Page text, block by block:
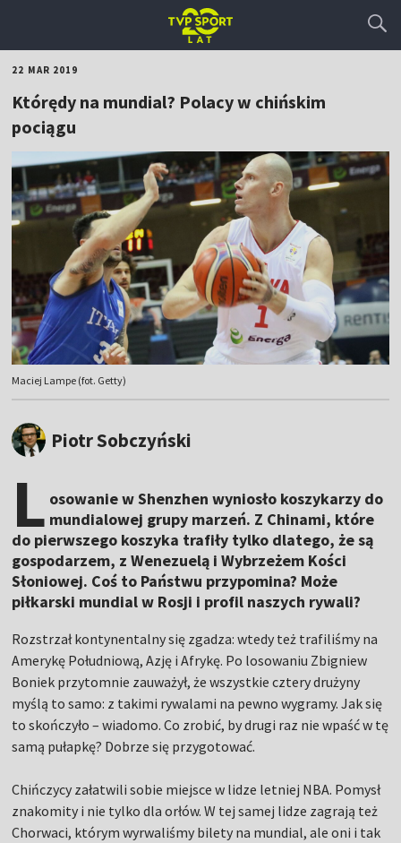
22 MAR 2019
Którędy na mundial? Polacy w chińskim
pociągu
Maciej Lampe (fot. Getty)
Piotr Sobczyński
L osowanie w Shenzhen wyniosło koszykarzy do
mundialowej grupy marzeń. Z Chinami, które
do pierwszego koszyka trafiły tylko dlatego, że są
gospodarzem, z Wenezuelą i Wybrzeżem Kości
Słoniowej. Coś to Państwu przypomina? Może
piłkarski mundial w Rosji i profil naszych rywali?
Rozstrzał kontynentalny się zgadza: wtedy też trafiliśmy na
Amerykę Południową, Azję i Afrykę. Po losowaniu Zbigniew
Boniek przytomnie zauważył, że wszystkie cztery drużyny
myślą to samo: z takimi rywalami na pewno wygramy. Jak się
to skończyło – wiadomo. Co zrobić, by drugi raz nie wpaść w tę
samą pułapkę? Dobrze się przygotować.
Chińczycy załatwili sobie miejsce w lidze letniej NBA. Pomysł
znakomity i nie tylko dla orłów. W tej samej lidze zagrają też
Chorwaci, którym wyrwaliśmy bilety na mundial, ale oni i tak